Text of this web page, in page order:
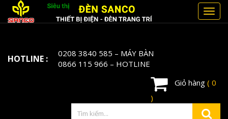
HOTLINE : 0208 3840 585 – MÁY BÀN
0866 115 966 – HOTLINE
Giỏ hàng ( 0
)